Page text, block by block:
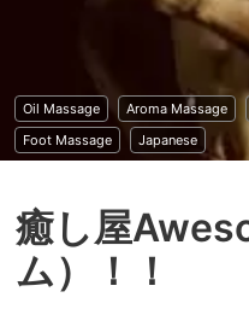
Oil Massage Aroma Massage
Foot Massage
Japanese
癒し屋
ム）！！